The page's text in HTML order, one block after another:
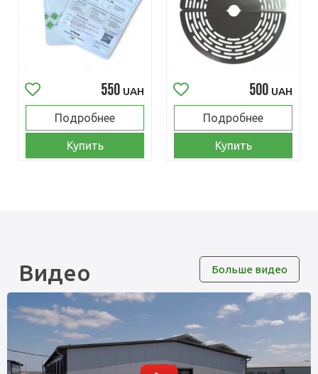
550 UAH
Подробнее
Купить
500 UAH
Подробнее
Купить
Видео Больше видео